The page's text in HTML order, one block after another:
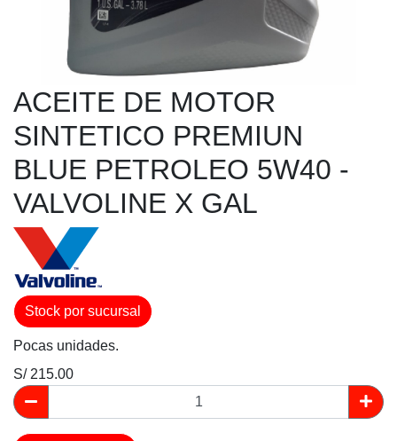
ACEITE DE MOTOR
SINTETICO PREMIUN
BLUE PETROLEO 5W40 -
VALVOLINE X GAL
Stock por sucursal
Pocas unidades.
S/ 215.00